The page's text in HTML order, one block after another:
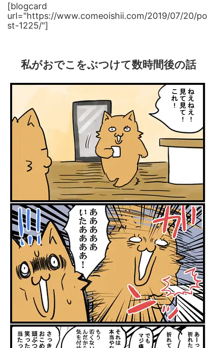
[blogcard
url="https://www.comeoishii.com/2019/07/20/po
st-1225/"]
私がおでこをぶつけて数時間後の話